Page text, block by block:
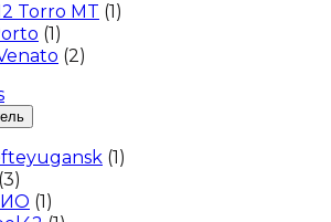
Torro MT (1)
(1)
(2)
(1)
(3)
(1)